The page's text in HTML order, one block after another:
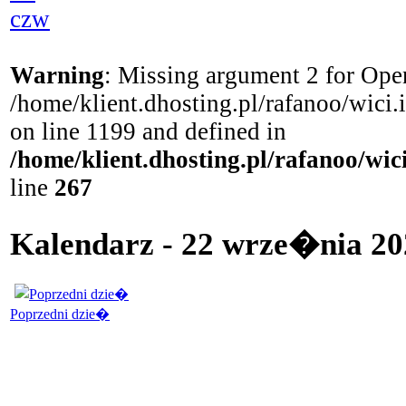
czw
Warning: Missing argument 2 for
/home/klient.dhosting.pl/rafanoo/
on line 1199 and defined in
/home/klient.dhosting.pl/rafanoo/
line 267
Kalendarz - 22 wrze�nia
Poprzedni dzie�